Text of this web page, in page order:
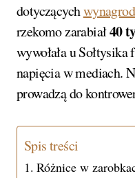
dotyczących
rzekomo zarabiał40
wywołała u
napięcia w mediach.
prowadzą do
Spis treści
Różnice w